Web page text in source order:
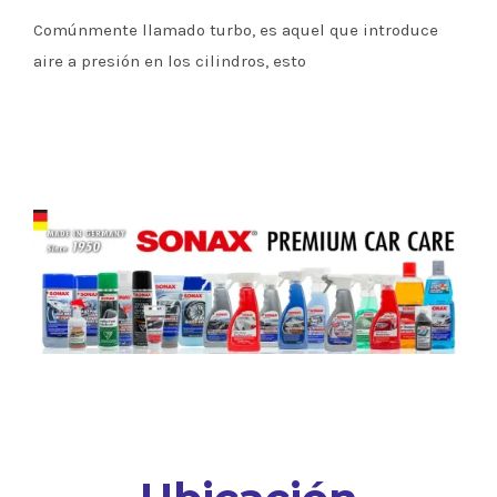
Comúnmente llamado turbo, es aquel que introduce
aire a presión en los cilindros, esto